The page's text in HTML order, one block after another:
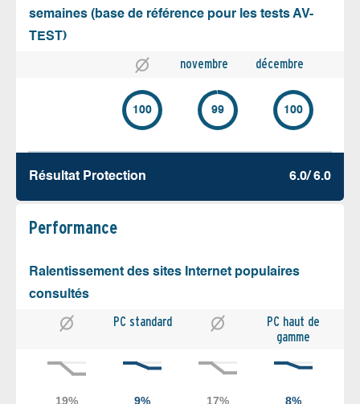
semaines (base de référence pour les tests AV-
TEST)
novembre décembre
100 99 100
Résultat Protection 6.0/ 6.0
Performance
Ralentissement des sites Internet populaires
consultés
PC standard
PC haut de
gamme